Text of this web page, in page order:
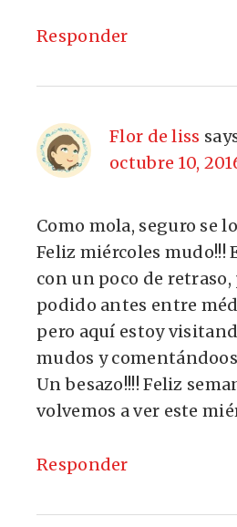
Responder
Flor de liss
octubre 10,
Como mola, seguro se
Feliz miércoles mudo!!!
con un poco de retraso,
podido antes entre
pero aquí estoy
mudos y
Un besazo!!!! Feliz
volvemos a ver este
Responder